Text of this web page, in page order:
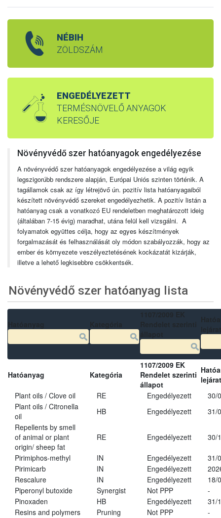
NÉBIH
ZÖLDSZÁM
ENGEDÉLYEZETT
TERMÉSNÖVELŐ ANYAGOK
KERESŐJE
Növényvédő szer hatóanyagok engedélyezése
A növényvédő szer hatóanyagok engedélyezése a világ egyik
legszigorúbb rendszere alapján, Európai Uniós szinten történik. A
tagállamok csak az így létrejövő ún. pozitív lista hatóanyagaiból
készített növényvédő szereket engedélyezhetik. A pozitív listán a
hatóanyag csak a vonatkozó EU rendeletben meghatározott ideig
(általában 7-15 évig) maradhat, utána felül kell vizsgálni. A
folyamatok együttes célja, hogy az egyes készítmények
forgalmazását és felhasználását oly módon szabályozzák, hogy az
ember és környezete veszélyeztetésének kockázatát kizárják,
illetve a lehető legkisebbre csökkentsék.
Növényvédő szer hatóanyag lista
Hatóanyag Kategória
1107/2009 EK
Rendelet szerinti
állapot
Plant oils / Clove oil
RE Engedélyezett
30/
Plant oils / Citronella
oil
HB Engedélyezett
31/
Repellents by smell
of animal or plant
origin/ sheep fat
RE Engedélyezett 30/
Pirimiphos-methyl IN Engedélyezett
31/
Pirimicarb
IN Engedélyezett
Rescalure
IN Engedélyezett
18/
Piperonyl butoxide
Synergist Not PPP
-
Pinoxaden
HB Engedélyezett
31/
Resins and polymers
Pruning Not PPP
-